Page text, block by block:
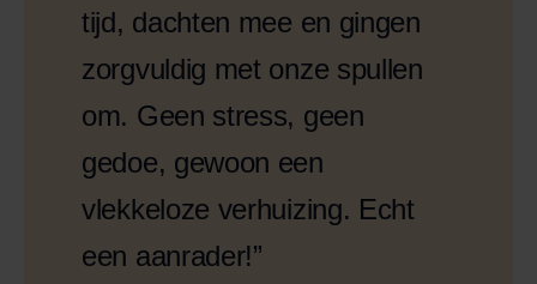
tijd, dachten mee en gingen
zorgvuldig met onze spullen
om. Geen stress, geen
gedoe, gewoon een
vlekkeloze verhuizing. Echt
een aanrader!”